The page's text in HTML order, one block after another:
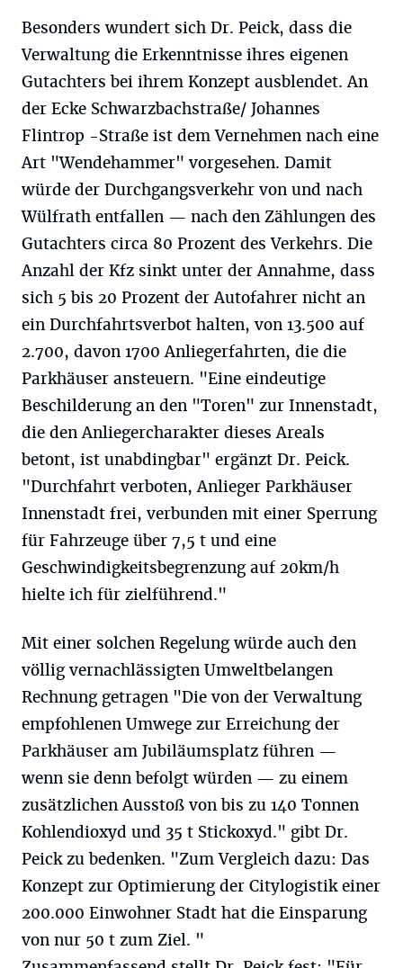
Besonders wundert sich Dr. Peick, dass die
Verwaltung die Erkenntnisse ihres eigenen
Gutachters bei ihrem Konzept ausblendet. An
der Ecke Schwarzbachstraße/ Johannes
Flintrop -Straße ist dem Vernehmen nach eine
Art "Wendehammer" vorgesehen. Damit
würde der Durchgangsverkehr von und nach
Wülfrath entfallen — nach den Zählungen des
Gutachters circa 80 Prozent des Verkehrs. Die
Anzahl der Kfz sinkt unter der Annahme, dass
sich 5 bis 20 Prozent der Autofahrer nicht an
ein Durchfahrtsverbot halten, von 13.500 auf
2.700, davon 1700 Anliegerfahrten, die die
Parkhäuser ansteuern. "Eine eindeutige
Beschilderung an den "Toren" zur Innenstadt,
die den Anliegercharakter dieses Areals
betont, ist unabdingbar" ergänzt Dr. Peick.
"Durchfahrt verboten, Anlieger Parkhäuser
Innenstadt frei, verbunden mit einer Sperrung
für Fahrzeuge über 7,5 t und eine
Geschwindigkeitsbegrenzung auf 20km/h
hielte ich für zielführend."
Mit einer solchen Regelung würde auch den
völlig vernachlässigten Umweltbelangen
Rechnung getragen "Die von der Verwaltung
empfohlenen Umwege zur Erreichung der
Parkhäuser am Jubiläumsplatz führen —
wenn sie denn befolgt würden — zu einem
zusätzlichen Ausstoß von bis zu 140 Tonnen
Kohlendioxyd und 35 t Stickoxyd." gibt Dr.
Peick zu bedenken. "Zum Vergleich dazu: Das
Konzept zur Optimierung der Citylogistik einer
200.000 Einwohner Stadt hat die Einsparung
von nur 50 t zum Ziel. "